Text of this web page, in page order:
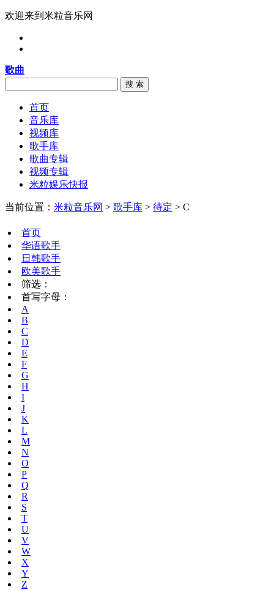
欢迎来到米粒音乐网
歌曲
搜 索
首页
音乐库
视频库
歌手库
歌曲专辑
视频专辑
米粒娱乐快报
当前位置： 米粒音乐网 > 歌手库 > 待定 > C
首页
华语歌手
日韩歌手
欧美歌手
筛选：
首写字母：
A
B
C
D
E
F
G
H
I
J
K
L
M
N
O
P
Q
R
S
T
U
V
W
X
Y
Z